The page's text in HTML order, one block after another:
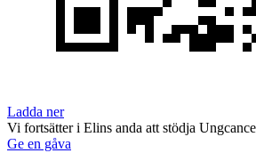
Ladda ner
Vi fortsätter i Elins anda att stödja
Ge en gåva